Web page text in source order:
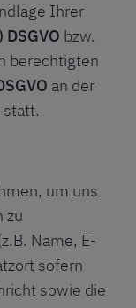
Ihrer
bzw.
berechtigten
an der
um uns
zu
Name, E-
sofern
sowie die